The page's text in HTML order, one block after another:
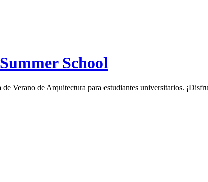
School
Verano de Arquitectura para estudiantes universitarios.